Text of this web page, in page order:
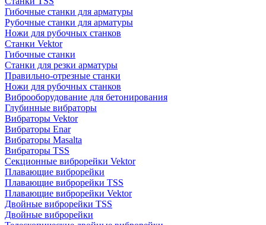
Гибочные станки для арматуры
Рубочные станки для арматуры
Ножи для рубочных станков
Станки Vektor
Гибочные станки
Станки для резки арматуры
Правильно-отрезные станки
Ножи для рубочных станков
Виброоборудование для бетонирования
Глубинные вибраторы
Вибраторы Vektor
Вибраторы Enar
Вибраторы Masalta
Вибраторы TSS
Секционные виброрейки Vektor
Плавающие виброрейки
Плавающие виброрейки TSS
Плавающие виброрейки Vektor
Двойные виброрейки TSS
Двойные виброрейки